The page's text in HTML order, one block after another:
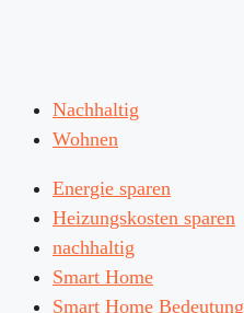
Nachhaltig
Wohnen
Energie sparen
Heizungskosten sparen
nachhaltig
Smart Home
Smart Home Bedeutung